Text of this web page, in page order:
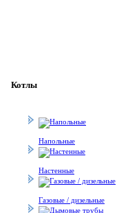
Котлы
Напольные
Настенные
Газовые / дизельные